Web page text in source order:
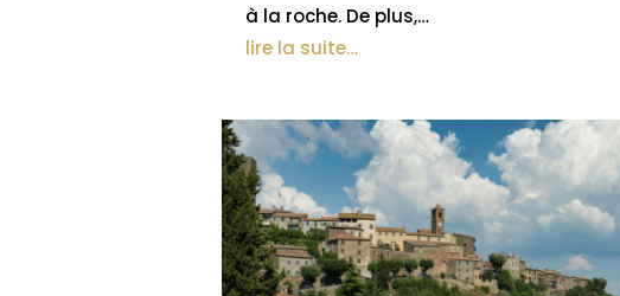
à la roche. De plus,…
lire la suite…